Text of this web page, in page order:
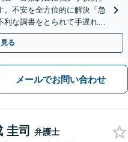
。不安を全方位的に解決「急
利な調書をとられて手遅れに
る
メールでお問い合わせ
圭司 弁護士